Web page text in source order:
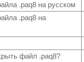
.paq8 на русском
.paq8 на
файл .paq8?